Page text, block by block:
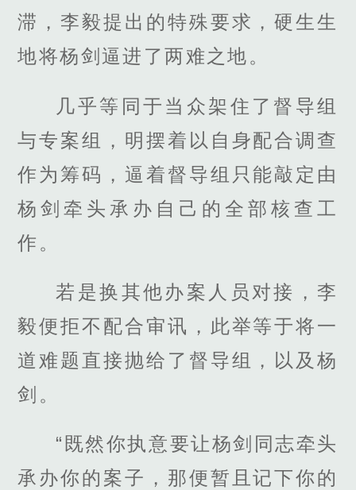
滞，李毅提出的特殊要求，硬生生
地将杨剑逼进了两难之地。
几乎等同于当众架住了督导组
与专案组，明摆着以自身配合调查
作为筹码，逼着督导组只能敲定由
杨剑牵头承办自己的全部核查工
作。
若是换其他办案人员对接，李
毅便拒不配合审讯，此举等于将一
道难题直接抛给了督导组，以及杨
剑。
“既然你执意要让杨剑同志牵头
承办你的案子，那便暂且记下你的